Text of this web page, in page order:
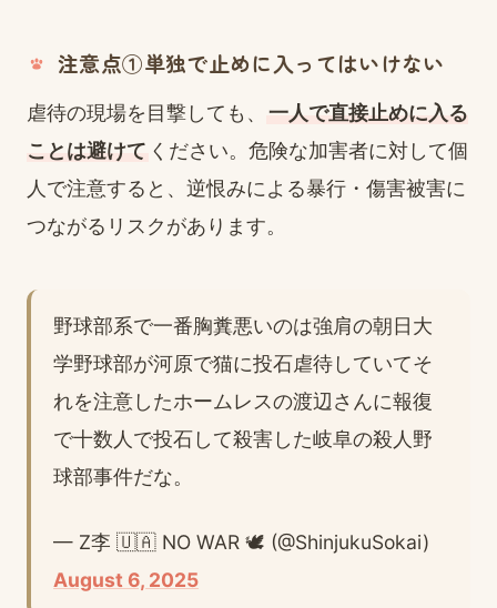
注意点①単独で止めに入ってはいけない
虐待の現場を目撃しても、 一人で直接止めに入る
ことは避けて ください。危険な加害者に対して個
人で注意すると、逆恨みによる暴行・傷害被害に
つながるリスクがあります。
野球部系で一番胸糞悪いのは強肩の朝日大
学野球部が河原で猫に投石虐待していてそ
れを注意したホームレスの渡辺さんに報復
で十数人で投石して殺害した岐阜の殺人野
球部事件だな。
— Z李 🇺🇦 NO WAR 🕊 (@ShinjukuSokai)
August 6, 2025